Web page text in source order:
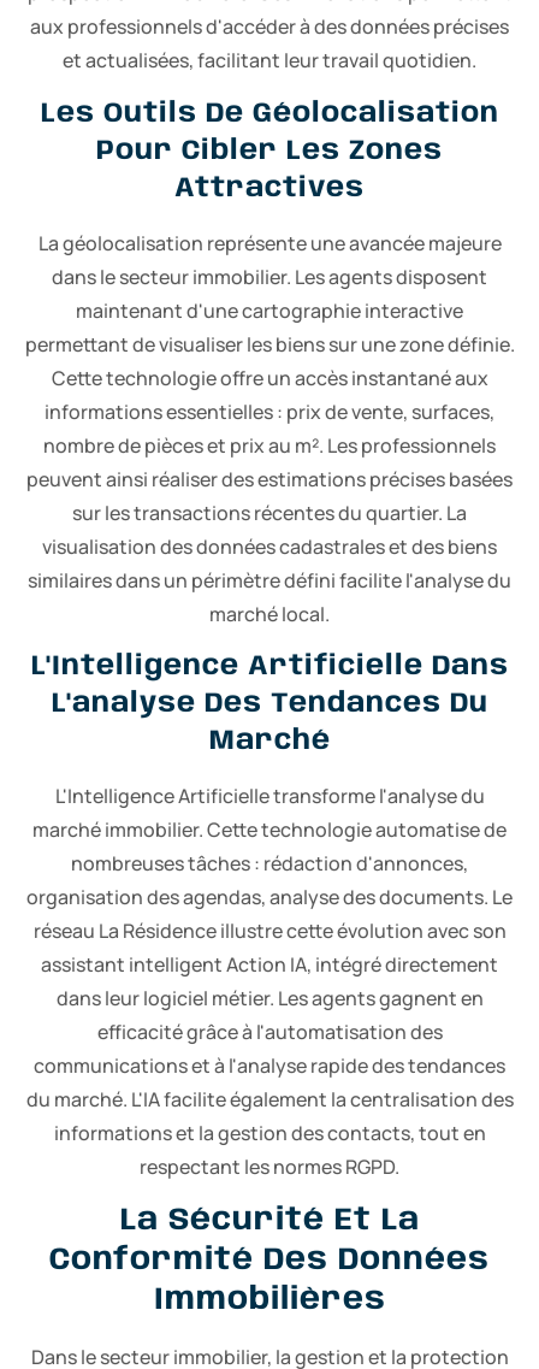
aux professionnels d'accéder à des données précises
et actualisées, facilitant leur travail quotidien.
Les Outils De Géolocalisation
Pour Cibler Les Zones
Attractives
La géolocalisation représente une avancée majeure
dans le secteur immobilier. Les agents disposent
maintenant d'une cartographie interactive
permettant de visualiser les biens sur une zone définie.
Cette technologie offre un accès instantané aux
informations essentielles : prix de vente, surfaces,
nombre de pièces et prix au m². Les professionnels
peuvent ainsi réaliser des estimations précises basées
sur les transactions récentes du quartier. La
visualisation des données cadastrales et des biens
similaires dans un périmètre défini facilite l'analyse du
marché local.
L'Intelligence Artificielle Dans
L'analyse Des Tendances Du
Marché
L'Intelligence Artificielle transforme l'analyse du
marché immobilier. Cette technologie automatise de
nombreuses tâches : rédaction d'annonces,
organisation des agendas, analyse des documents. Le
réseau La Résidence illustre cette évolution avec son
assistant intelligent Action IA, intégré directement
dans leur logiciel métier. Les agents gagnent en
efficacité grâce à l'automatisation des
communications et à l'analyse rapide des tendances
du marché. L'IA facilite également la centralisation des
informations et la gestion des contacts, tout en
respectant les normes RGPD.
La Sécurité Et La
Conformité Des Données
Immobilières
Dans le secteur immobilier, la gestion et la protection